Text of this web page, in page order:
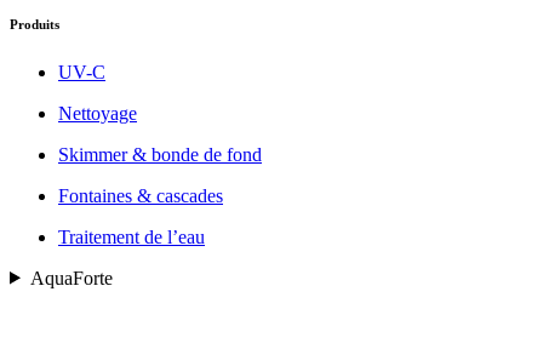
Produits
UV-C
Nettoyage
Skimmer & bonde de fond
Fontaines & cascades
Traitement de l’eau
AquaForte